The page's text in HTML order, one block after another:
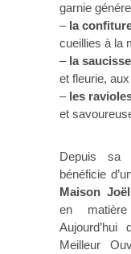
garnie
– la
cueillies à la
– la
et fleurie,
– les
et
Depuis sa
bénéficie
Maison
en
Aujourd’hui
Meilleur